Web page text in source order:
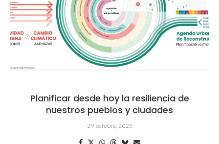
Planificar desde hoy la resiliencia de
nuestros pueblos y ciudades
29 octubre, 2025